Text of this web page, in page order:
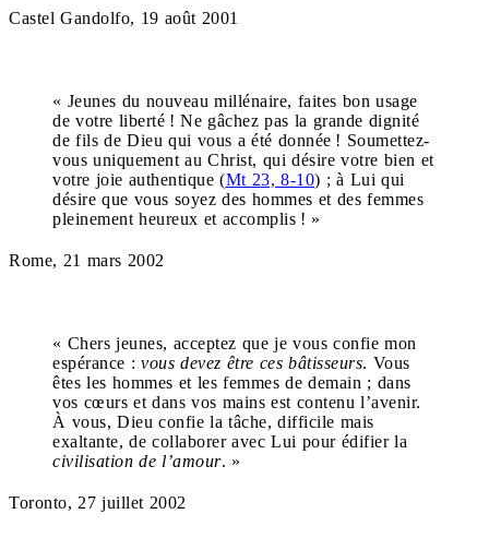
Castel Gandolfo, 19 août 2001
« Jeunes du nouveau millénaire, faites bon usage
de votre liberté ! Ne gâchez pas la grande dignité
de fils de Dieu qui vous a été donnée ! Soumettez-
vous uniquement au Christ, qui désire votre bien et
votre joie authentique (Mt 23, 8-10) ; à Lui qui
désire que vous soyez des hommes et des femmes
pleinement heureux et accomplis ! »
Rome, 21 mars 2002
« Chers jeunes, acceptez que je vous confie mon
espérance : vous devez être ces bâtisseurs. Vous
êtes les hommes et les femmes de demain ; dans
vos cœurs et dans vos mains est contenu l’avenir.
À vous, Dieu confie la tâche, difficile mais
exaltante, de collaborer avec Lui pour édifier la
civilisation de l’amour. »
Toronto, 27 juillet 2002